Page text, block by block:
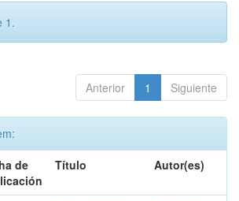
1.
Anterior 1 Siguiente
de
Título Autor(es)